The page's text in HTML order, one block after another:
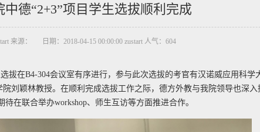
中德“2+3”项目学生选拔顺利完成
来源： 日期：2018-04-15 00:00:00 zustart 人气： 604
拔在B4-304会议室有序进行，参与此次选拔的考官有汉诺威应用科学
刘颖林教授。在顺利完成选拔工作之际，德方外教与我院领导也深
在联合举办workshop、师生互访等方面推进合作。